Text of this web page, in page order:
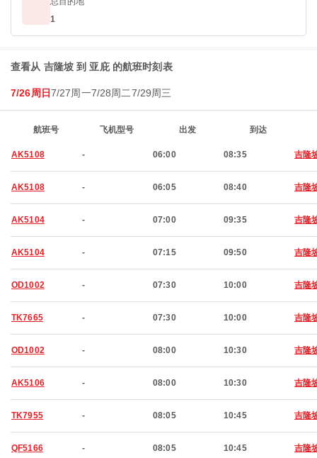
1
查看从 吉隆坡 到 亚庇 的航班时刻表
7/26周日7/27周一7/28周二7/29周三
航班号 飞机型号 出发 到达
AK5108 - 06:00 08:35 吉隆
AK5108 - 06:05 08:40 吉隆
AK5104 - 07:00 09:35 吉隆
AK5104 - 07:15 09:50 吉隆
OD1002 - 07:30 10:00 吉隆
TK7665 - 07:30 10:00 吉隆
OD1002 - 08:00 10:30 吉隆
AK5106 - 08:00 10:30 吉隆
TK7955 - 08:05 10:45 吉隆
QF5166 - 08:05 10:45 吉隆